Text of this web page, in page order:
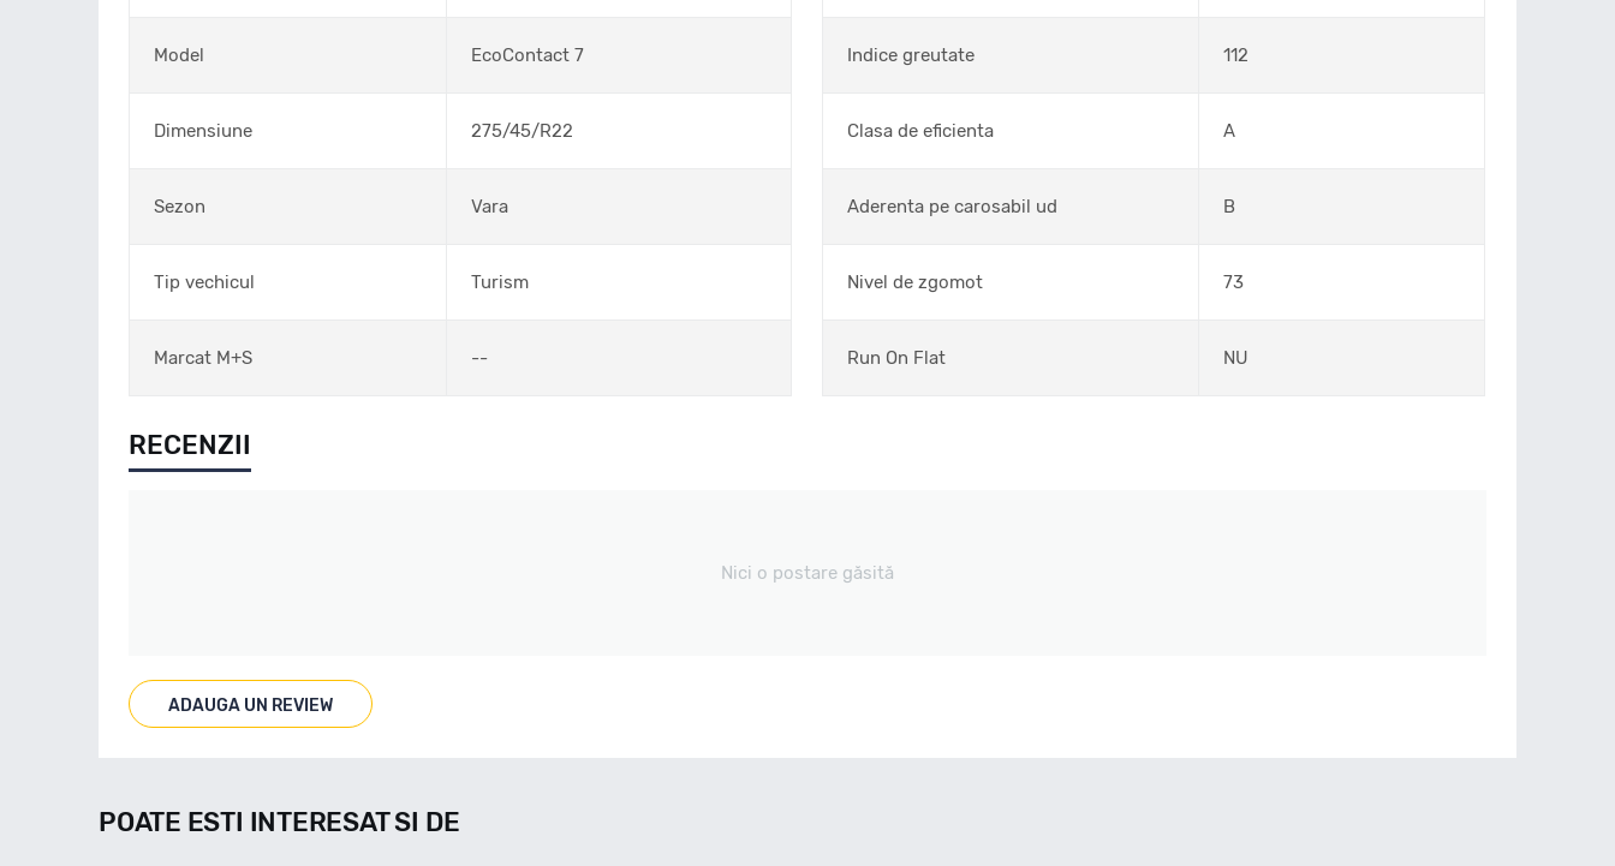
Model EcoContact 7
Dimensiune 275/45/R22
Sezon Vara
Tip vechicul Turism
Marcat M+S --
Indice greutate 112
Clasa de eficienta A
Aderenta pe carosabil ud B
Nivel de zgomot 73
Run On Flat NU
RECENZII
Nici o postare găsită
ADAUGA UN REVIEW
POATE ESTI INTERESAT SI DE